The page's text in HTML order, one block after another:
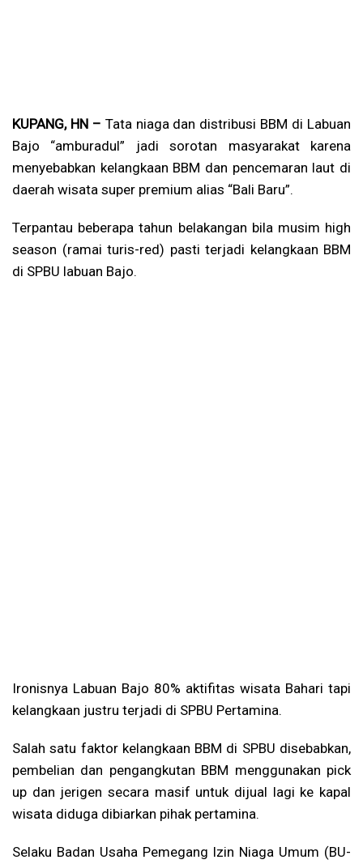
KUPANG, HN – Tata niaga dan distribusi BBM di Labuan
Bajo “amburadul” jadi sorotan masyarakat karena
menyebabkan kelangkaan BBM dan pencemaran laut di
daerah wisata super premium alias “Bali Baru”.
Terpantau beberapa tahun belakangan bila musim high
season (ramai turis-red) pasti terjadi kelangkaan BBM
di SPBU labuan Bajo.
Ironisnya Labuan Bajo 80% aktifitas wisata Bahari tapi
kelangkaan justru terjadi di SPBU Pertamina.
Salah satu faktor kelangkaan BBM di SPBU disebabkan,
pembelian dan pengangkutan BBM menggunakan pick
up dan jerigen secara masif untuk dijual lagi ke kapal
wisata diduga dibiarkan pihak pertamina.
Selaku Badan Usaha Pemegang Izin Niaga Umum (BU-